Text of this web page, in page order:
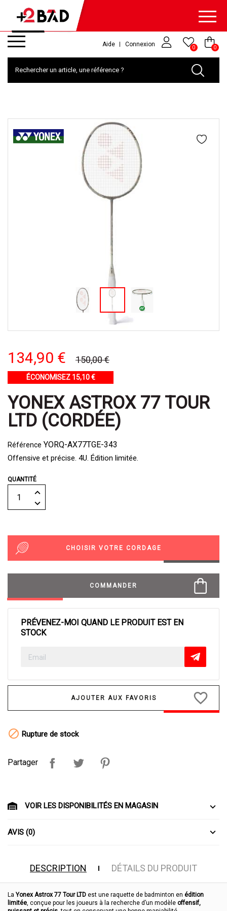
Aide Connexion 0 0
134,90 € 150,00 €
ÉCONOMISEZ 15,10 €
YONEX ASTROX 77 TOUR
LTD (CORDÉE)
Référence YORQ-AX77TGE-343
Offensive et précise. 4U. Édition limitée.
QUANTITÉ
CHOISIR VOTRE CORDAGE
COMMANDER
PRÉVENEZ-MOI QUAND LE PRODUIT EST EN
STOCK
favorite_border
 Rupture de stock
Partager
VOIR LES DISPONIBILITÉS EN MAGASIN
AVIS (0)
DESCRIPTION DÉTAILS DU PRODUIT
La Yonex Astrox 77 Tour LTD est une raquette de badminton en édition
limitée, conçue pour les joueurs à la recherche d’un modèle offensif,